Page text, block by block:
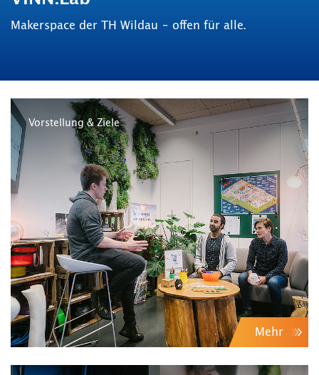
Makerspace der TH Wildau – offen für alle.
Vorstellung & Ziele
Mehr